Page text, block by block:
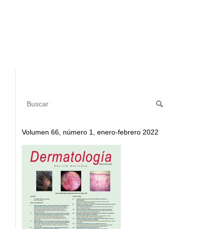
Volumen 66, número 1, enero-febrero 2022